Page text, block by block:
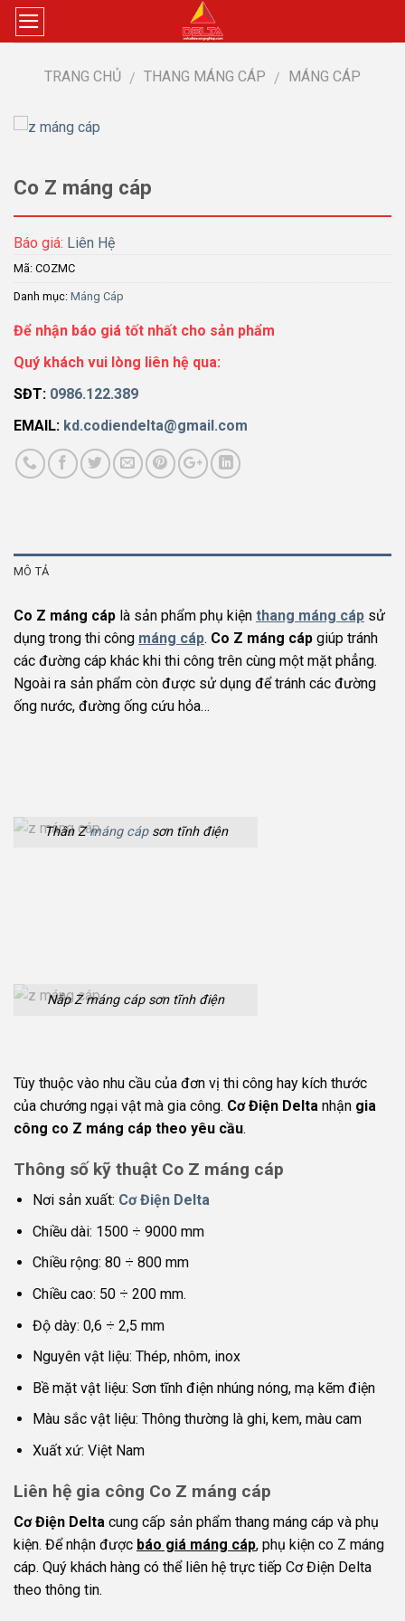
Skip
TRANG CHỦ / THANG MÁNG CÁP / MÁNG CÁP
Co Z máng cáp
Báo giá: Liên Hệ
Mã: COZMC
Danh mục: Máng Cáp
Để nhận báo giá tốt nhất cho sản phẩm
Quý khách vui lòng liên hệ qua:
SĐT: 0986.122.389
EMAIL: kd.codiendelta@gmail.com
MÔ TẢ
Co Z máng cáp là sản phẩm phụ kiện thang máng cáp sử
dụng trong thi công máng cáp. Co Z máng cáp giúp tránh
các đường cáp khác khi thi công trên cùng một mặt phẳng.
Ngoài ra sản phẩm còn được sử dụng để tránh các đường
ống nước, đường ống cứu hỏa…
Thân Zmáng cápsơn tĩnh điện
Nắp Z máng cáp sơn tĩnh điện
Tùy thuộc vào nhu cầu của đơn vị thi công hay kích thước
của chướng ngại vật mà gia công. Cơ Điện Delta nhận gia
công co Z máng cáp theo yêu cầu.
Thông số kỹ thuật Co Z máng cáp
Nơi sản xuất: Cơ Điện Delta
Chiều dài: 1500 ÷ 9000 mm
Chiều rộng: 80 ÷ 800 mm
Chiều cao: 50 ÷ 200 mm.
Độ dày: 0,6 ÷ 2,5 mm
Nguyên vật liệu: Thép, nhôm, inox
Bề mặt vật liệu: Sơn tĩnh điện nhúng nóng, mạ kẽm điện
Màu sắc vật liệu: Thông thường là ghi, kem, màu cam
Xuất xứ: Việt Nam
Liên hệ gia công Co Z máng cáp
Cơ Điện Delta cung cấp sản phẩm thang máng cáp và phụ
kiện. Để nhận được báo giá máng cáp, phụ kiện co Z máng
cáp. Quý khách hàng có thể liên hệ trực tiếp Cơ Điện Delta
theo thông tin.